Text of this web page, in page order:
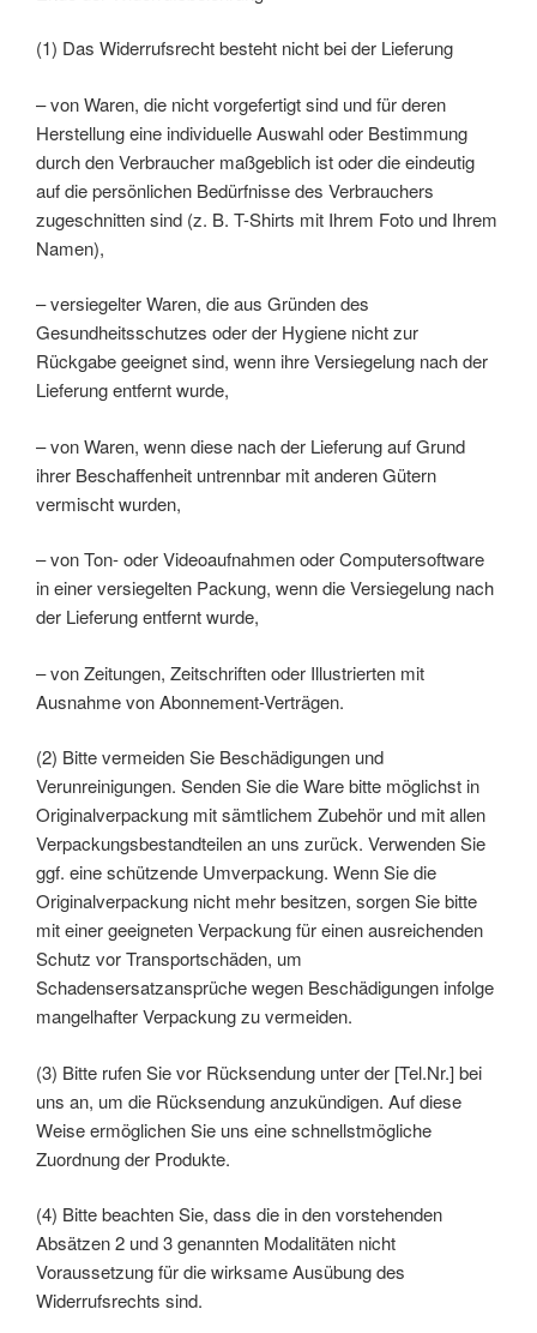
(1) Das Widerrufsrecht besteht nicht bei der Lieferung
– von Waren, die nicht vorgefertigt sind und für deren
Herstellung eine individuelle Auswahl oder Bestimmung
durch den Verbraucher maßgeblich ist oder die eindeutig
auf die persönlichen Bedürfnisse des Verbrauchers
zugeschnitten sind (z. B. T-Shirts mit Ihrem Foto und Ihrem
Namen),
– versiegelter Waren, die aus Gründen des
Gesundheitsschutzes oder der Hygiene nicht zur
Rückgabe geeignet sind, wenn ihre Versiegelung nach der
Lieferung entfernt wurde,
– von Waren, wenn diese nach der Lieferung auf Grund
ihrer Beschaffenheit untrennbar mit anderen Gütern
vermischt wurden,
– von Ton- oder Videoaufnahmen oder Computersoftware
in einer versiegelten Packung, wenn die Versiegelung nach
der Lieferung entfernt wurde,
– von Zeitungen, Zeitschriften oder Illustrierten mit
Ausnahme von Abonnement-Verträgen.
(2) Bitte vermeiden Sie Beschädigungen und
Verunreinigungen. Senden Sie die Ware bitte möglichst in
Originalverpackung mit sämtlichem Zubehör und mit allen
Verpackungsbestandteilen an uns zurück. Verwenden Sie
ggf. eine schützende Umverpackung. Wenn Sie die
Originalverpackung nicht mehr besitzen, sorgen Sie bitte
mit einer geeigneten Verpackung für einen ausreichenden
Schutz vor Transportschäden, um
Schadensersatzansprüche wegen Beschädigungen infolge
mangelhafter Verpackung zu vermeiden.
(3) Bitte rufen Sie vor Rücksendung unter der [Tel.Nr.] bei
uns an, um die Rücksendung anzukündigen. Auf diese
Weise ermöglichen Sie uns eine schnellstmögliche
Zuordnung der Produkte.
(4) Bitte beachten Sie, dass die in den vorstehenden
Absätzen 2 und 3 genannten Modalitäten nicht
Voraussetzung für die wirksame Ausübung des
Widerrufsrechts sind.